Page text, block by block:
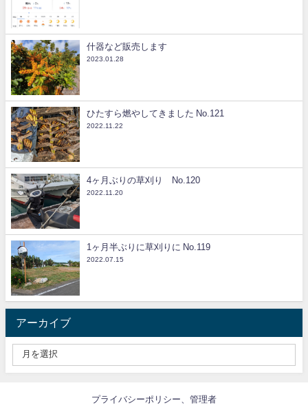
什器など販売します
2023.01.28
ひたすら燃やしてきました No.121
2022.11.22
4ヶ月ぶりの草刈り No.120
2022.11.20
1ヶ月半ぶりに草刈りに No.119
2022.07.15
アーカイブ
プライバシーポリシー、管理者